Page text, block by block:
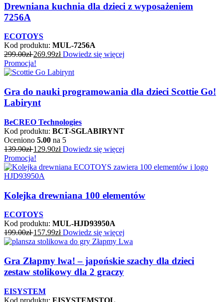
Drewniana kuchnia dla dzieci z wyposażeniem
7256A
ECOTOYS
Kod produktu: MUL-7256A
299.00zł 269.99zł Dowiedz się więcej
Promocja!
Gra do nauki programowania dla dzieci Scottie Go!
Labirynt
BeCREO Technologies
Kod produktu: BCT-SGLABIRYNT
Oceniono 5.00 na 5
139.90zł 129.90zł Dowiedz się więcej
Promocja!
Kolejka drewniana 100 elementów
ECOTOYS
Kod produktu: MUL-HJD93950A
199.00zł 157.99zł Dowiedz się więcej
Gra Złapmy lwa! – japońskie szachy dla dzieci
zestaw stolikowy dla 2 graczy
EISYSTEM
Kod produktu: EISYSTEMSTOL